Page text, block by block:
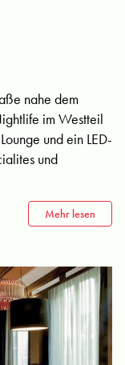
nahe dem
im Westteil
und ein LED-
und
Mehr lesen